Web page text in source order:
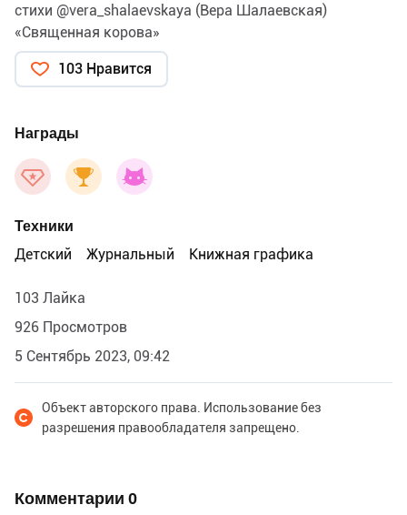
стихи @vera_shalaevskaya (Вера Шалаевская)
«Священная корова»
103 Нравится
Награды
Техники
Детский
Журнальный Книжная графика
103 Лайка
926 Просмотров
5 Сентябрь 2023, 09:42
Объект авторского права. Использование без
разрешения правообладателя запрещено.
Комментарии 0